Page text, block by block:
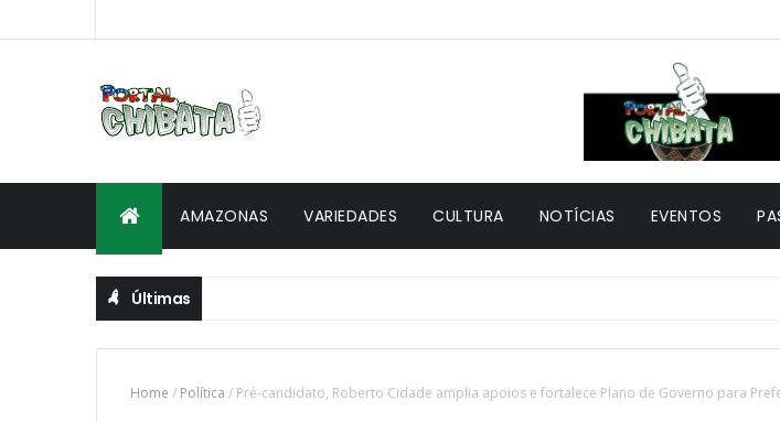
AMAZONAS VARIEDADES CULTURA NOTÍCIAS EVENTOS
Últimas
Home / Política / Pré-candidato, Roberto Cidade amplia apoios e fortalece Plano de Governo para